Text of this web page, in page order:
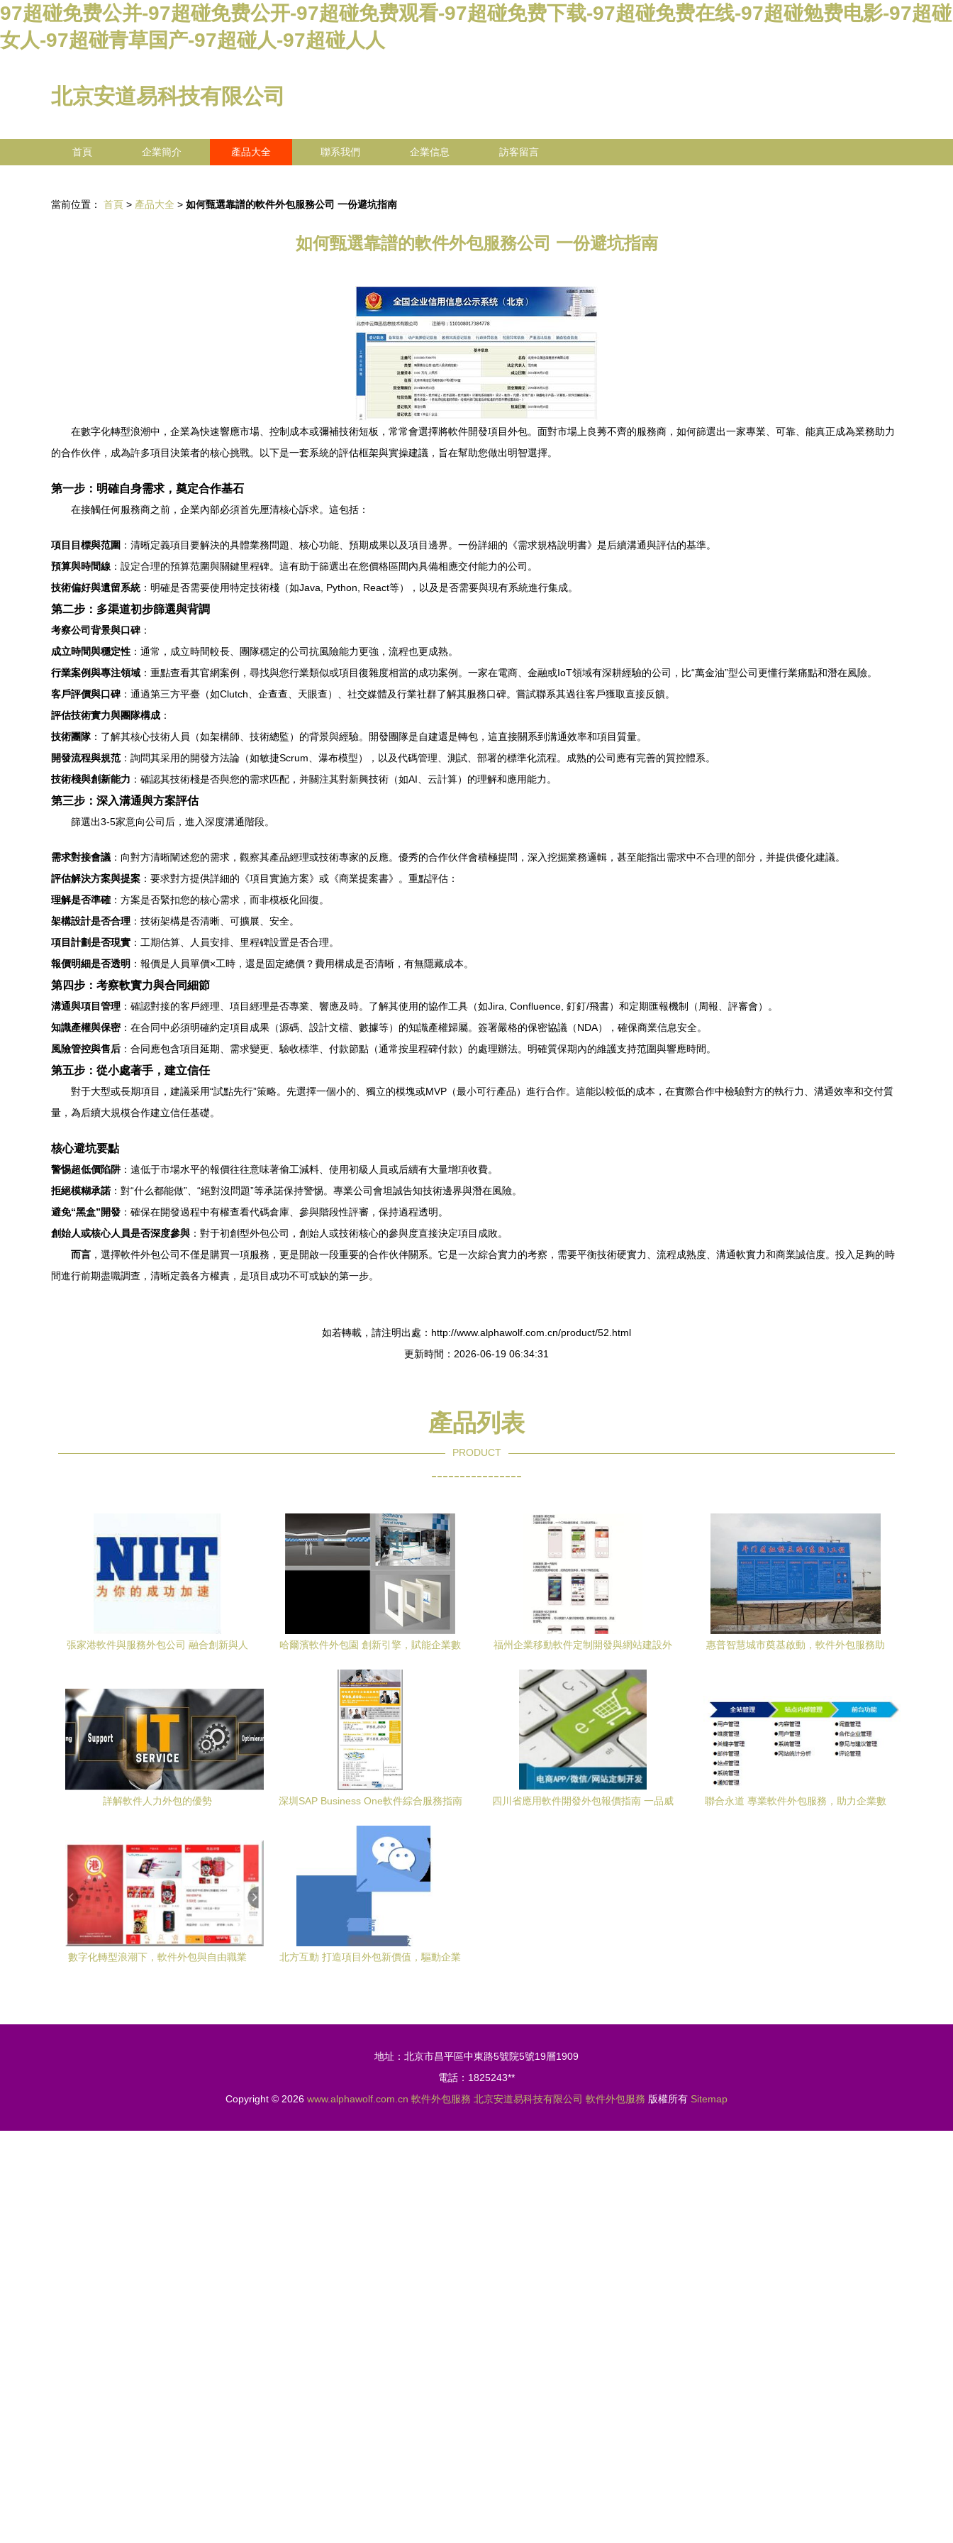
97超碰免费公并-97超碰免费公开-97超碰免费观看-97超碰免费下载-97超碰免费在线-97超碰勉费电影-97超碰
女人-97超碰青草国产-97超碰人-97超碰人人
北京安道易科技有限公司
首頁 企業簡介 產品大全 聯系我們 企業信息 訪客留言
當前位置： 首頁 > 產品大全 > 如何甄選靠譜的軟件外包服務公司 一份避坑指南
如何甄選靠譜的軟件外包服務公司 一份避坑指南
在數字化轉型浪潮中，企業為快速響應市場、控制成本或彌補技術短板，常常會選擇將軟件開發項目外包。面對市場上良莠不齊的服務商，如何篩選出一家專業、可靠、能真正成為業務助力
的合作伙伴，成為許多項目決策者的核心挑戰。以下是一套系統的評估框架與實操建議，旨在幫助您做出明智選擇。
第一步：明確自身需求，奠定合作基石
在接觸任何服務商之前，企業內部必須首先厘清核心訴求。這包括：
項目目標與范圍 ：清晰定義項目要解決的具體業務問題、核心功能、預期成果以及項目邊界。一份詳細的《需求規格說明書》是后續溝通與評估的基準。
預算與時間線 ：設定合理的預算范圍與關鍵里程碑。這有助于篩選出在您價格區間內具備相應交付能力的公司。
技術偏好與遺留系統：明確是否需要使用特定技術棧（如Java, Python, React等），以及是否需要與現有系統進行集成。
第二步：多渠道初步篩選與背調
考察公司背景與口碑 ：
成立時間與穩定性 ：通常，成立時間較長、團隊穩定的公司抗風險能力更強，流程也更成熟。
行業案例與專注領域 ：重點查看其官網案例，尋找與您行業類似或項目復雜度相當的成功案例。一家在電商、金融或IoT領域有深耕經驗的公司，比“萬金油”型公司更懂行業痛點和潛在風險。
客戶評價與口碑 ：通過第三方平臺（如Clutch、企查查、天眼查）、社交媒體及行業社群了解其服務口碑。嘗試聯系其過往客戶獲取直接反饋。
評估技術實力與團隊構成 ：
技術團隊：了解其核心技術人員（如架構師、技術總監）的背景與經驗。開發團隊是自建還是轉包，這直接關系到溝通效率和項目質量。
開發流程與規范 ：詢問其采用的開發方法論（如敏捷Scrum、瀑布模型），以及代碼管理、測試、部署的標準化流程。成熟的公司應有完善的質控體系。
技術棧與創新能力 ：確認其技術棧是否與您的需求匹配，并關注其對新興技術（如AI、云計算）的理解和應用能力。
第三步：深入溝通與方案評估
篩選出3-5家意向公司后，進入深度溝通階段。
需求對接會議 ：向對方清晰闡述您的需求，觀察其產品經理或技術專家的反應。優秀的合作伙伴會積極提問，深入挖掘業務邏輯，甚至能指出需求中不合理的部分，并提供優化建議。
評估解決方案與提案 ：要求對方提供詳細的《項目實施方案》或《商業提案書》。重點評估：
理解是否準確 ：方案是否緊扣您的核心需求，而非模板化回復。
架構設計是否合理 ：技術架構是否清晰、可擴展、安全。
項目計劃是否現實 ：工期估算、人員安排、里程碑設置是否合理。
報價明細是否透明 ：報價是人員單價×工時，還是固定總價？費用構成是否清晰，有無隱藏成本。
第四步：考察軟實力與合同細節
溝通與項目管理 ：確認對接的客戶經理、項目經理是否專業、響應及時。了解其使用的協作工具（如Jira, Confluence, 釘釘/飛書）和定期匯報機制（周報、評審會）。
知識產權與保密：在合同中必須明確約定項目成果（源碼、設計文檔、數據等）的知識產權歸屬。簽署嚴格的保密協議（NDA），確保商業信息安全。
風險管控與售后 ：合同應包含項目延期、需求變更、驗收標準、付款節點（通常按里程碑付款）的處理辦法。明確質保期內的維護支持范圍與響應時間。
第五步：從小處著手，建立信任
對于大型或長期項目，建議采用“試點先行”策略。先選擇一個小的、獨立的模塊或MVP（最小可行產品）進行合作。這能以較低的成本，在實際合作中檢驗對方的執行力、溝通效率和交付質
量，為后續大規模合作建立信任基礎。
核心避坑要點
警惕超低價陷阱：遠低于市場水平的報價往往意味著偷工減料、使用初級人員或后續有大量增項收費。
拒絕模糊承諾 ：對“什么都能做”、“絕對沒問題”等承諾保持警惕。專業公司會坦誠告知技術邊界與潛在風險。
避免“黑盒”開發 ：確保在開發過程中有權查看代碼倉庫、參與階段性評審，保持過程透明。
創始人或核心人員是否深度參與 ：對于初創型外包公司，創始人或技術核心的參與度直接決定項目成敗。
而言 ，選擇軟件外包公司不僅是購買一項服務，更是開啟一段重要的合作伙伴關系。它是一次綜合實力的考察，需要平衡技術硬實力、流程成熟度、溝通軟實力和商業誠信度。投入足夠的時
間進行前期盡職調查，清晰定義各方權責，是項目成功不可或缺的第一步。
如若轉載，請注明出處：http://www.alphawolf.com.cn/product/52.html
更新時間：2026-06-19 06:34:31
產品列表
PRODUCT
----------------
張家港軟件與服務外包公司 融合創新與人
哈爾濱軟件外包園 創新引擎，賦能企業數
福州企業移動軟件定制開發與網站建設外
惠普智慧城市奠基啟動，軟件外包服務助
詳解軟件人力外包的優勢
深圳SAP Business One軟件綜合服務指南
四川省應用軟件開發外包報價指南 一品威
聯合永道 專業軟件外包服務，助力企業數
數字化轉型浪潮下，軟件外包與自由職業
北方互動 打造項目外包新價值，驅動企業
地址：北京市昌平區中東路5號院5號19層1909
電話：1825243**
Copyright © 2026 www.alphawolf.com.cn 軟件外包服務 北京安道易科技有限公司 軟件外包服務 版權所有 Sitemap